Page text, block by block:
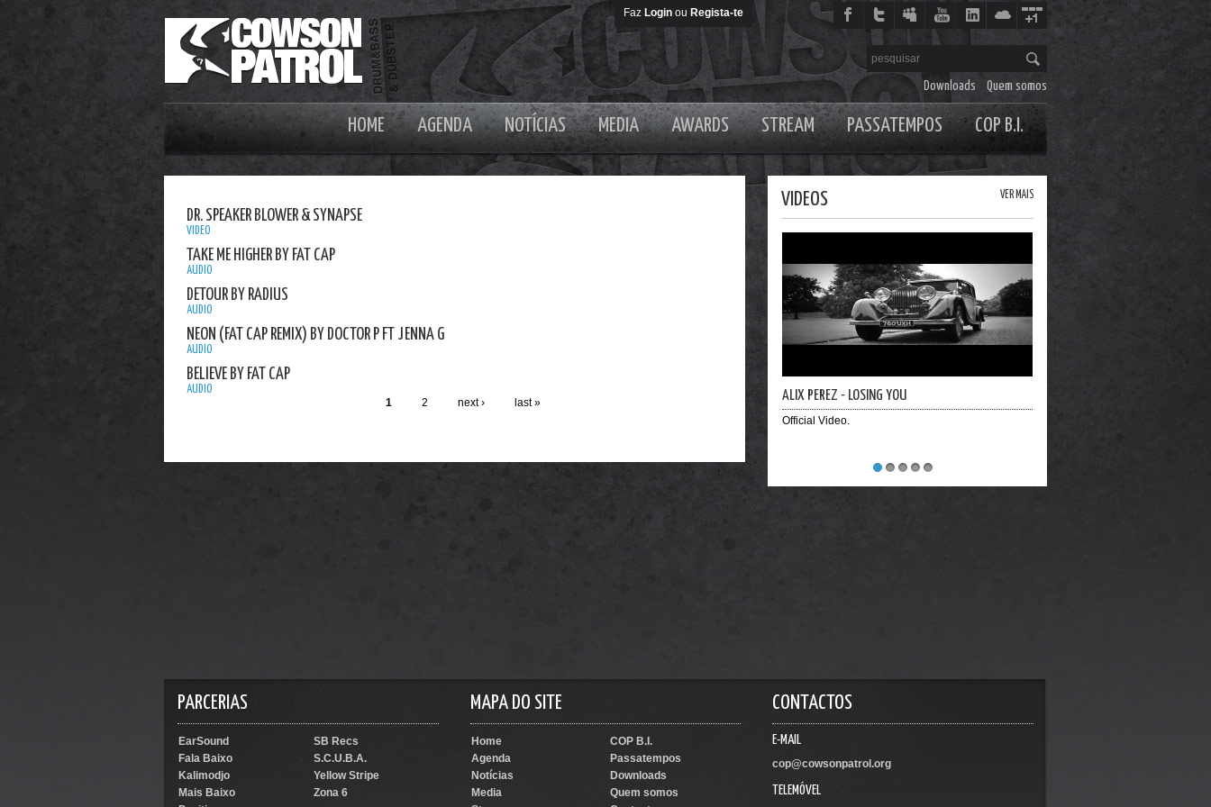
Faz Login ou Regista-te
Downloads Quem somos
HOME AGENDA NOTÍCIAS MEDIA AWARDS STREAM PASSATEMPOS COP B.I.
DR. SPEAKER BLOWER & SYNAPSE
VIDEO
TAKE ME HIGHER BY FAT CAP
AUDIO
DETOUR BY RADIUS
AUDIO
NEON (FAT CAP REMIX) BY DOCTOR P FT JENNA G
AUDIO
BELIEVE BY FAT CAP
AUDIO
1 2 next › last »
VIDEOS VER MAIS
ALIX PEREZ - LOSING YOU
Official Video.
PARCERIAS
EarSound
SB Recs
Fala Baixo
S.C.U.B.A.
Kalimodjo
Yellow Stripe
Mais Baixo
Zona 6
MAPA DO SITE
Home
COP B.I.
Agenda
Passatempos
Notícias
Downloads
Media
Quem somos
CONTACTOS
E-MAIL
cop@cowsonpatrol.org
TELEMÓVEL